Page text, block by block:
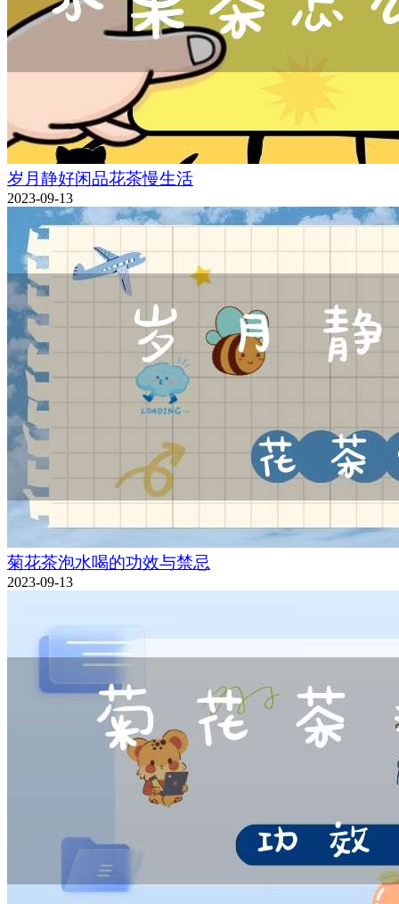
岁月静好闲品花茶慢生活
2023-09-13
菊花茶泡水喝的功效与禁忌
2023-09-13